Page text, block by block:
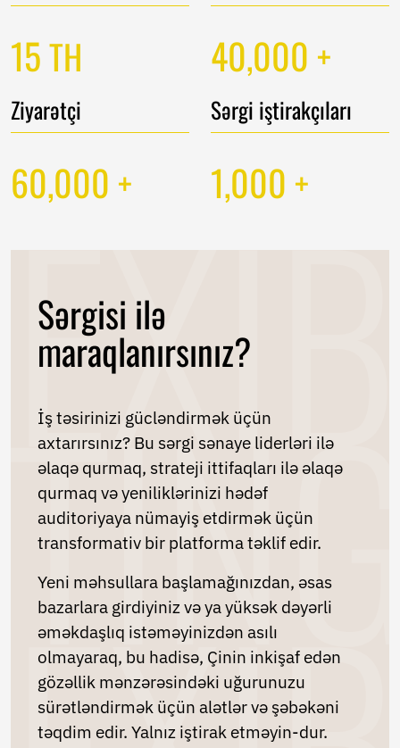
15TH 40,000 +
Ziyarətçi
60,000 +
Sərgi iştirakçıları
1,000 +
Sərgisi ilə
maraqlanırsınız?
İş təsirinizi gücləndirmək üçün
axtarırsınız? Bu sərgi sənaye liderləri ilə
əlaqə qurmaq, strateji ittifaqları ilə əlaqə
qurmaq və yeniliklərinizi hədəf
auditoriyaya nümayiş etdirmək üçün
transformativ bir platforma təklif edir.
Yeni məhsullara başlamağınızdan, əsas
bazarlara girdiyiniz və ya yüksək dəyərli
əməkdaşlıq istəməyinizdən asılı
olmayaraq, bu hadisə, Çinin inkişaf edən
gözəllik mənzərəsindəki uğurunuzu
sürətləndirmək üçün alətlər və şəbəkəni
təqdim edir. Yalnız iştirak etməyin-dur.